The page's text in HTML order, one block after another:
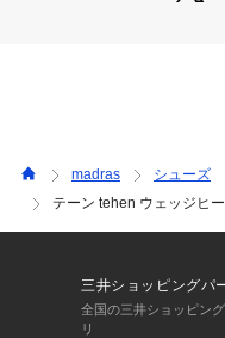
madras シューズ
テーン tehen ウェッジヒ
三井ショッピングパ
全国の三井ショッピン
リ